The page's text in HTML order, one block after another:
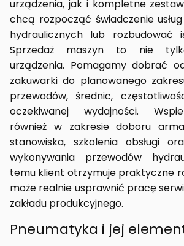
urządzenia, jak i kompletne
chcą rozpocząć świadczenie
hydraulicznych lub rozbudować
Sprzedaż maszyn to nie
urządzenia. Pomagamy dobrać
zakuwarki do planowanego
przewodów, średnic,
oczekiwanej wydajności.
również w zakresie doboru
stanowiska, szkolenia obsługi
wykonywania przewodów
temu klient otrzymuje praktyczne
może realnie usprawnić pracę
zakładu produkcyjnego.
Pneumatyka i jej